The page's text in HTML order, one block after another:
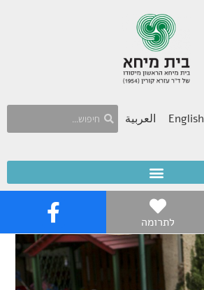
English العربية
לתרומה